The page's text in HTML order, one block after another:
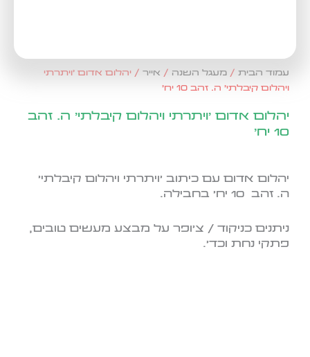
עמוד הבית/מעגל השנה/ אייר/ יהלום אדום 'ויתרתי
ויהלום קיבלתי' ה. זהב 10 יח'
יהלום אדום 'ויתרתי ויהלום קיבלתי' ה. זהב
10 יח'
יהלום אדום עם כיתוב 'ויתרתי ויהלום קיבלתי'
ה. זהב 10 יח' בחבילה.
ניתנים כניקוד / צ'ופר על מבצע מעשים טובים,
פתקי נחת וכד'.